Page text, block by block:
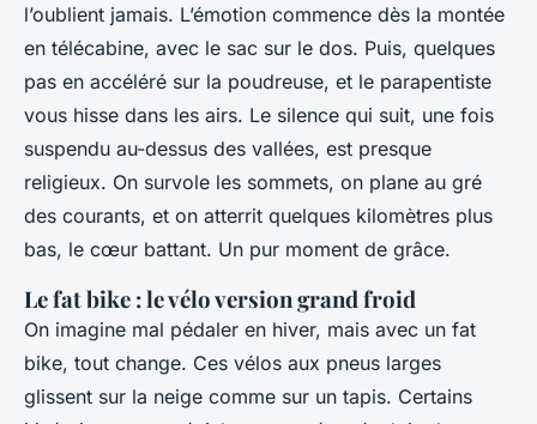
l’oublient jamais. L’émotion commence dès la montée
en télécabine, avec le sac sur le dos. Puis, quelques
pas en accéléré sur la poudreuse, et le parapentiste
vous hisse dans les airs. Le silence qui suit, une fois
suspendu au-dessus des vallées, est presque
religieux. On survole les sommets, on plane au gré
des courants, et on atterrit quelques kilomètres plus
bas, le cœur battant. Un pur moment de grâce.
Le fat bike : le vélo version grand froid
On imagine mal pédaler en hiver, mais avec un fat
bike, tout change. Ces vélos aux pneus larges
glissent sur la neige comme sur un tapis. Certains